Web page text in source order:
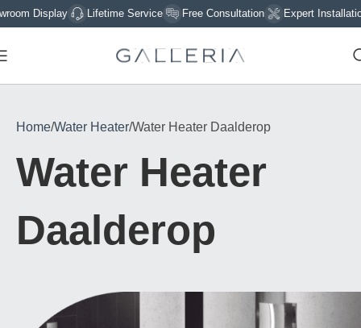
Lifetime Service Free Consultation Expert Installation
Home Water Heater Water Heater Daalderop
Water Heater
Daalderop